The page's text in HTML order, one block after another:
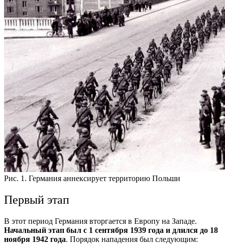
Рис. 1. Германия аннексирует территорию Польши
Первый этап
В этот период Германия вторгается в Европу на Западе.
Начальный этап был с 1 сентября 1939 года и длился до 18
ноября 1942 года. Порядок нападения был следующим: